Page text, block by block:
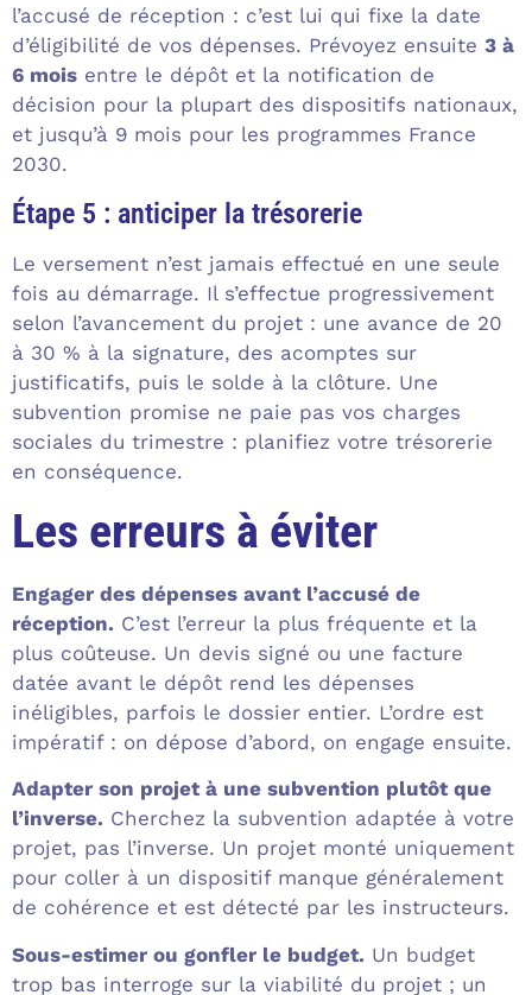
l’accusé de réception : c’est lui qui fixe la date
d’éligibilité de vos dépenses. Prévoyez ensuite 3 à
6 mois entre le dépôt et la notification de
décision pour la plupart des dispositifs nationaux,
et jusqu’à 9 mois pour les programmes France
2030.
Étape 5 : anticiper la trésorerie
Le versement n’est jamais effectué en une seule
fois au démarrage. Il s’effectue progressivement
selon l’avancement du projet : une avance de 20
à 30 % à la signature, des acomptes sur
justificatifs, puis le solde à la clôture. Une
subvention promise ne paie pas vos charges
sociales du trimestre : planifiez votre trésorerie
en conséquence.
Les erreurs à éviter
Engager des dépenses avant l’accusé de
réception. C’est l’erreur la plus fréquente et la
plus coûteuse. Un devis signé ou une facture
datée avant le dépôt rend les dépenses
inéligibles, parfois le dossier entier. L’ordre est
impératif : on dépose d’abord, on engage ensuite.
Adapter son projet à une subvention plutôt que
l’inverse. Cherchez la subvention adaptée à votre
projet, pas l’inverse. Un projet monté uniquement
pour coller à un dispositif manque généralement
de cohérence et est détecté par les instructeurs.
Sous-estimer ou gonfler le budget. Un budget
trop bas interroge sur la viabilité du projet ; un